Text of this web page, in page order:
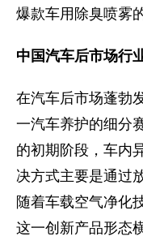
爆款车用除臭喷雾
中国汽车后市场行
在汽车后市场蓬勃
一汽车养护的细分
的初期阶段，车内
决方式主要是通过
随着车载空气净化
这一创新产品形态